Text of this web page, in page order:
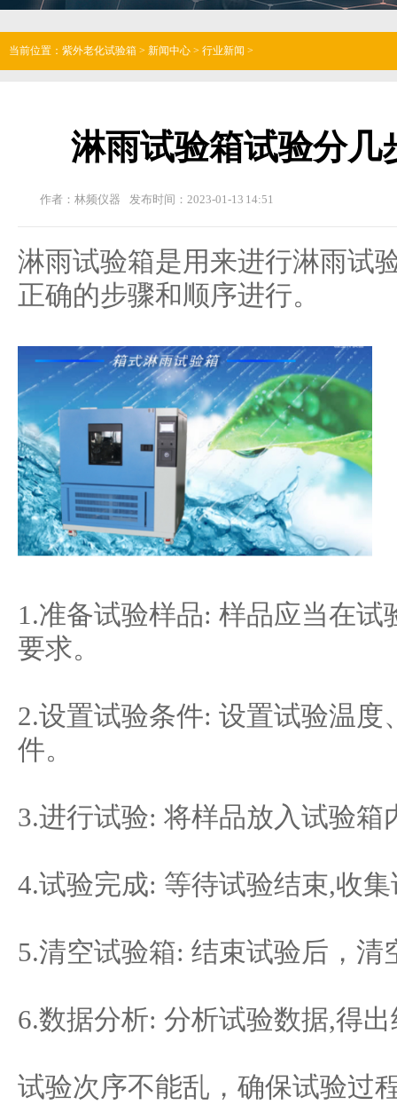
当前位置： 紫外老化试验箱 > 新闻中心 > 行业新闻 >
淋雨试验箱试验分几
作者：林频仪器 发布时间：2023-01-13 14:51
淋雨试验箱是用来进行淋雨试
正确的步骤和顺序进行。
1.准备试验样品: 样品应当在
要求。
2.设置试验条件: 设置试验温
件。
3.进行试验: 将样品放入试验箱
4.试验完成: 等待试验结束,收
5.清空试验箱: 结束试验后，
6.数据分析: 分析试验数据,得
试验次序不能乱，确保试验过